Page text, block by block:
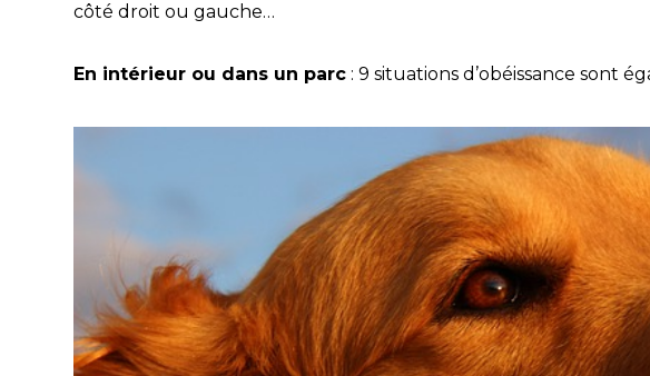
côté droit ou gauche…
En intérieur ou dans un parc : 9 situations d’obéissance sont